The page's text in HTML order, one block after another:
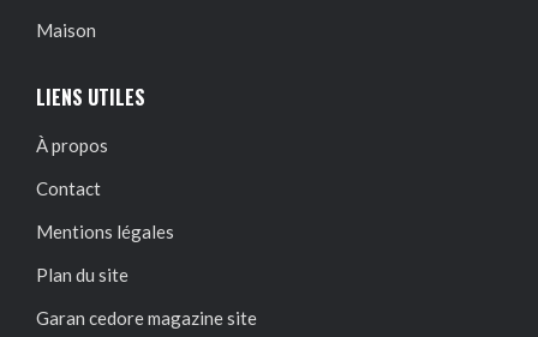
Maison
LIENS UTILES
À propos
Contact
Mentions légales
Plan du site
Garan cedore magazine site